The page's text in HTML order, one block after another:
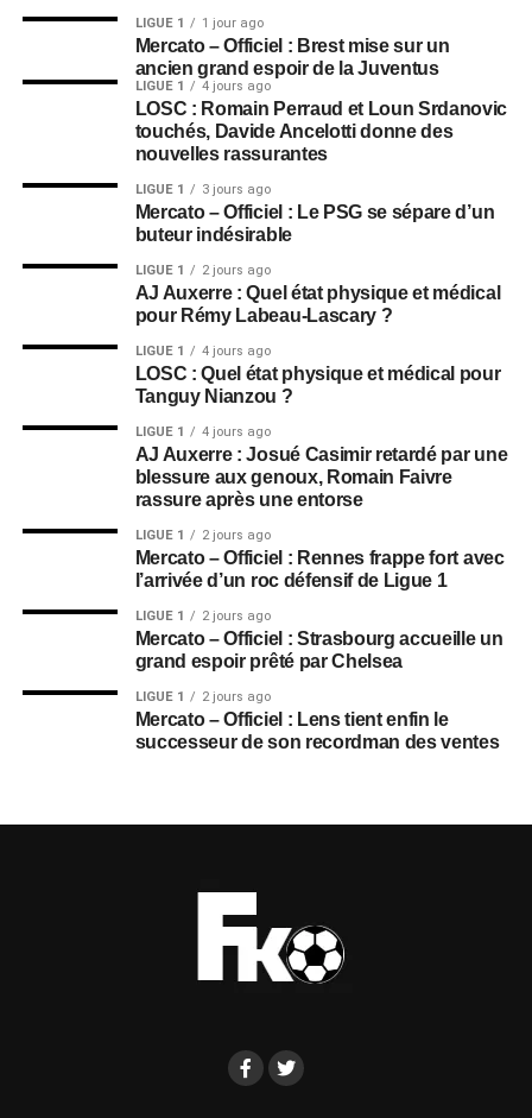
LIGUE 1 1 jour ago
Mercato – Officiel : Brest mise sur un
ancien grand espoir de la Juventus
LIGUE 1 4 jours ago
LOSC : Romain Perraud et Loun Srdanovic
touchés, Davide Ancelotti donne des
nouvelles rassurantes
LIGUE 1 3 jours ago
Mercato – Officiel : Le PSG se sépare d’un
buteur indésirable
LIGUE 1 2 jours ago
AJ Auxerre : Quel état physique et médical
pour Rémy Labeau-Lascary ?
LIGUE 1 4 jours ago
LOSC : Quel état physique et médical pour
Tanguy Nianzou ?
LIGUE 1 4 jours ago
AJ Auxerre : Josué Casimir retardé par une
blessure aux genoux, Romain Faivre
rassure après une entorse
LIGUE 1 2 jours ago
Mercato – Officiel : Rennes frappe fort avec
l’arrivée d’un roc défensif de Ligue 1
LIGUE 1 2 jours ago
Mercato – Officiel : Strasbourg accueille un
grand espoir prêté par Chelsea
LIGUE 1 2 jours ago
Mercato – Officiel : Lens tient enfin le
successeur de son recordman des ventes